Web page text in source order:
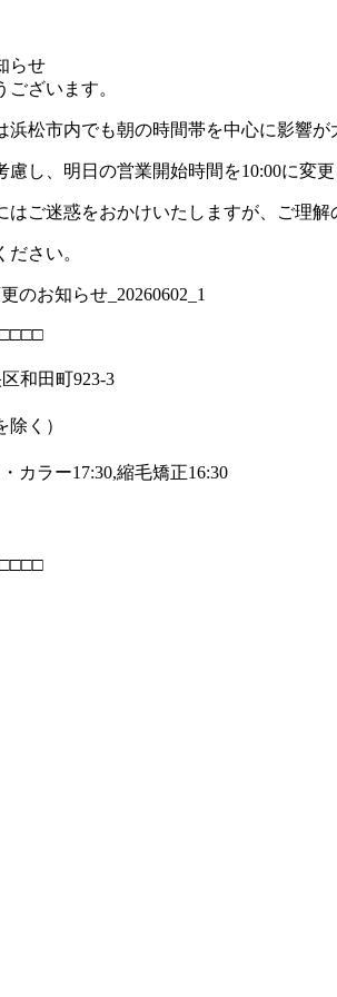
らせ
ざいます。
松市内でも朝の時間帯を中心に影響が
し、明日の営業開始時間を10:00に変更
ご迷惑をおかけいたしますが、ご理解
さい。
和田町923-3
く）
カラー17:30,縮毛矯正16:30